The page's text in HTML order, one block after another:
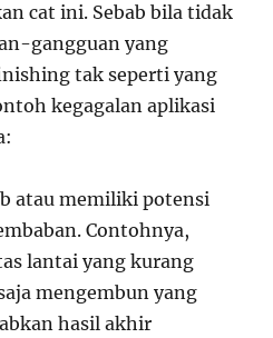
cat ini. Sebab bila tidak
gangguan yang
tak seperti yang
kegagalan aplikasi
atau memiliki potensi
Contohnya,
lantai yang kurang
mengembun yang
hasil akhir